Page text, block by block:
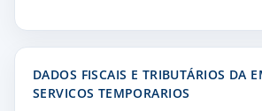
DADOS FISCAIS E TRIBUTÁRIOS DA
SERVICOS TEMPORARIOS